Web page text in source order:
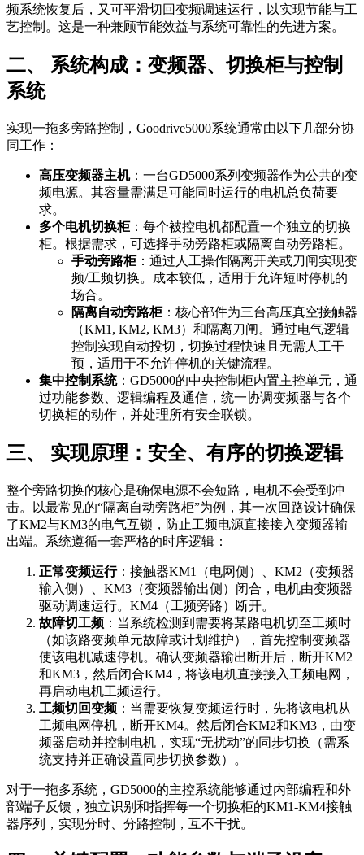
频系统恢复后，又可平滑切回变频调速运行，以实现节能与工
艺控制。这是一种兼顾节能效益与系统可靠性的先进方案。
二、 系统构成：变频器、切换柜与控制
系统
实现一拖多旁路控制，Goodrive5000系统通常由以下几部分协
同工作：
高压变频器主机：一台GD5000系列变频器作为公共的变
频电源。其容量需满足可能同时运行的电机总负荷要
求。
多个电机切换柜：每个被控电机都配置一个独立的切换
柜。根据需求，可选择手动旁路柜或隔离自动旁路柜。
手动旁路柜：通过人工操作隔离开关或刀闸实现变
频/工频切换。成本较低，适用于允许短时停机的
场合。
隔离自动旁路柜：核心部件为三台高压真空接触器
（KM1, KM2, KM3）和隔离刀闸。通过电气逻辑
控制实现自动投切，切换过程快速且无需人工干
预，适用于不允许停机的关键流程。
集中控制系统：GD5000的中央控制柜内置主控单元，通
过功能参数、逻辑编程及通信，统一协调变频器与各个
切换柜的动作，并处理所有安全联锁。
三、 实现原理：安全、有序的切换逻辑
整个旁路切换的核心是确保电源不会短路，电机不会受到冲
击。以最常见的“隔离自动旁路柜”为例，其一次回路设计确保
了KM2与KM3的电气互锁，防止工频电源直接接入变频器输
出端。系统遵循一套严格的时序逻辑：
正常变频运行：接触器KM1（电网侧）、KM2（变频器
输入侧）、KM3（变频器输出侧）闭合，电机由变频器
驱动调速运行。KM4（工频旁路）断开。
故障切工频 ：当系统检测到需要将某路电机切至工频时
（如该路变频单元故障或计划维护），首先控制变频器
使该电机减速停机。确认变频器输出断开后，断开KM2
和KM3，然后闭合KM4，将该电机直接接入工频电网，
再启动电机工频运行。
工频切回变频 ：当需要恢复变频运行时，先将该电机从
工频电网停机，断开KM4。然后闭合KM2和KM3，由变
频器启动并控制电机，实现“无扰动”的同步切换（需系
统支持并正确设置同步切换参数）。
对于一拖多系统，GD5000的主控系统能够通过内部编程和外
部端子反馈，独立识别和指挥每一个切换柜的KM1-KM4接触
器序列，实现分时、分路控制，互不干扰。